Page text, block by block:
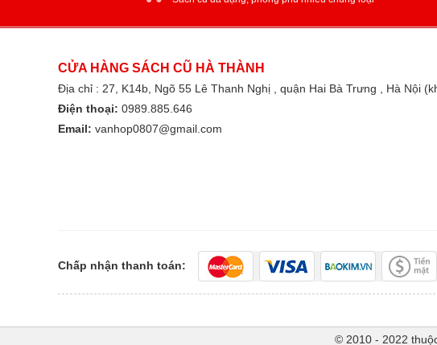
CỬA HÀNG SÁCH CŨ HÀ THÀNH
Địa chỉ : 27, K14b, Ngõ 55 Lê Thanh Nghị , quận Hai Bà Trưng , Hà Nội
Điện thoại: 0989.885.646
Email: vanhop0807@gmail.com
Chấp nhận thanh toán:
© 2010 - 2022